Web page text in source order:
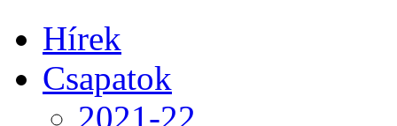
Hírek
Csapatok
2021-22